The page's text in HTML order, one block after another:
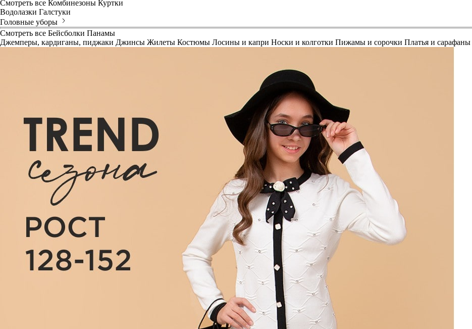
Смотреть все Комбинезоны Куртки
Водолазки Галстуки
Головные уборы
Смотреть все Бейсболки Панамы
Джемперы, кардиганы, пиджаки Джинсы Жилеты Костюмы Лосины и капри Носки и колготки Пижамы и сорочки Платья и сарафаны